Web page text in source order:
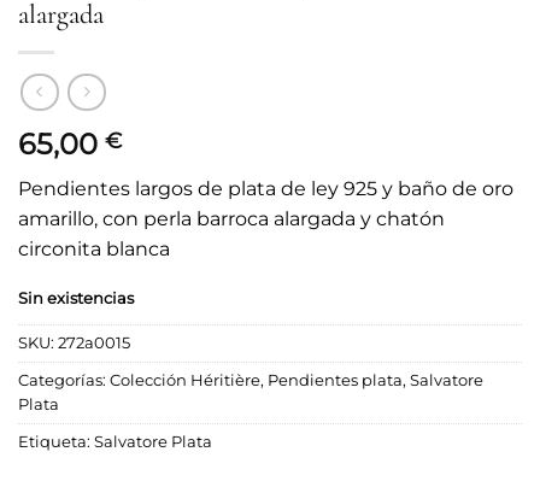
alargada
65,00 €
Pendientes largos de plata de ley 925 y baño de oro
amarillo, con perla barroca alargada y chatón
circonita blanca
Sin existencias
SKU: 272a0015
Categorías: Colección Héritière, Pendientes plata, Salvatore
Plata
Etiqueta: Salvatore Plata